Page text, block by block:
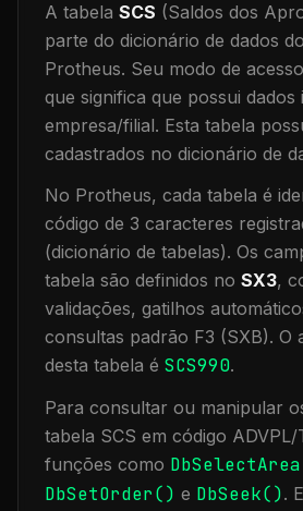
A tabela SCS (Saldos dos
parte do dicionário de dados
Protheus. Seu modo de
que significa que possui dados
empresa/filial. Esta tabela
cadastrados no dicionário de
No Protheus, cada tabela é
código de 3 caracteres
(dicionário de tabelas). Os
tabela são definidos no SX3,
validações, gatilhos
consultas padrão F3 (SXB). O
desta tabela é SCS990.
Para consultar ou manipular
tabela SCS em código ADVPL/
funções como
DbSetOrder() e DbSeek().